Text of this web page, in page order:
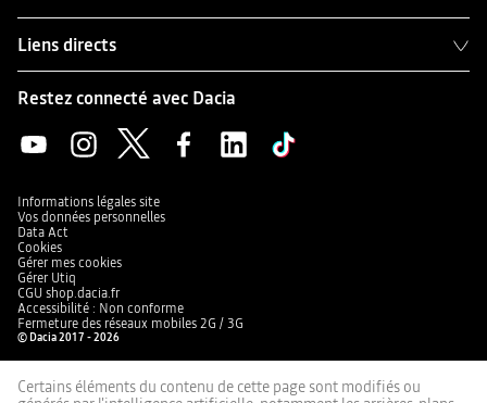
Liens directs
Restez connecté avec Dacia
Informations légales site
Vos données personnelles
Data Act
Cookies
Gérer mes cookies
Gérer Utiq
CGU shop.dacia.fr
Accessibilité : Non conforme
Fermeture des réseaux mobiles 2G / 3G
© Dacia 2017 - 2026
Certains éléments du contenu de cette page sont modifiés ou